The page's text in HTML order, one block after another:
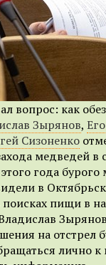
вопрос: как
Зырянов,
Сизоненко
медведей в
года бурого
в
поисках пищи в
на отстрел
лично к